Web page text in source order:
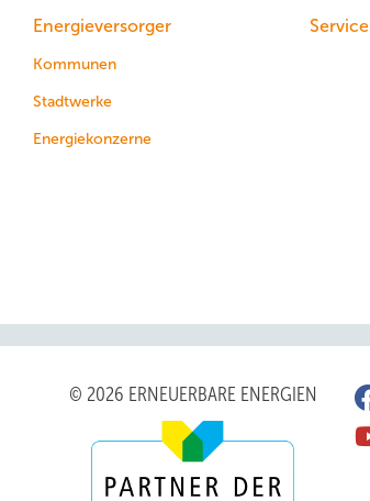
Energieversorger
Kommunen
Stadtwerke
Energiekonzerne
Service
© 2026 ERNEUERBARE ENERGIEN